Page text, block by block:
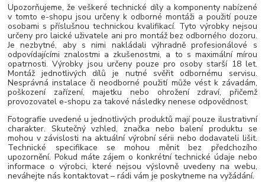
Upozorňujeme, že veškeré technické díly a komponenty nabízené
v tomto e-shopu jsou určeny k odborné montáži a použití pouze
osobami s příslušnou technickou kvalifikací. Tyto výrobky nejsou
určeny pro laické uživatele ani pro montáž bez odborného dozoru.
Je nezbytné, aby s nimi nakládali výhradně profesionálové s
odpovídajícími znalostmi a zkušenostmi, a to s maximální mírou
opatrnosti. Výrobky jsou určeny pouze pro osoby starší 18 let.
Montáž jednotlivých dílů je nutné svěřit odbornému servisu.
Nesprávná instalace či neodborné použití může vést k závadám,
poškození zařízení, majetku nebo ohrožení zdraví, přičemž
provozovatel e-shopu za takové následky nenese odpovědnost.
Fotografie uvedené u jednotlivých produktů mají pouze ilustrativní
charakter. Skutečný vzhled, značka nebo balení produktu se
mohou v závislosti na aktuální výrobní sérii nebo dodavateli lišit.
Technické specifikace se mohou měnit bez předchozího
upozornění. Pokud máte zájem o konkrétní technické údaje nebo
informace o výrobci, které nejsou výslovně uvedeny na webu,
neváhejte nás kontaktovat – rádi vám je poskytneme na vyžádání.